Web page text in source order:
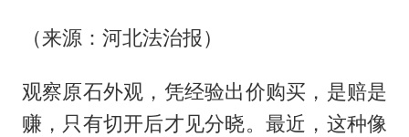
（来源：河北法治报）
观察原石外观，凭经验出价购买，是赔是
赚，只有切开后才见分晓。最近，这种像